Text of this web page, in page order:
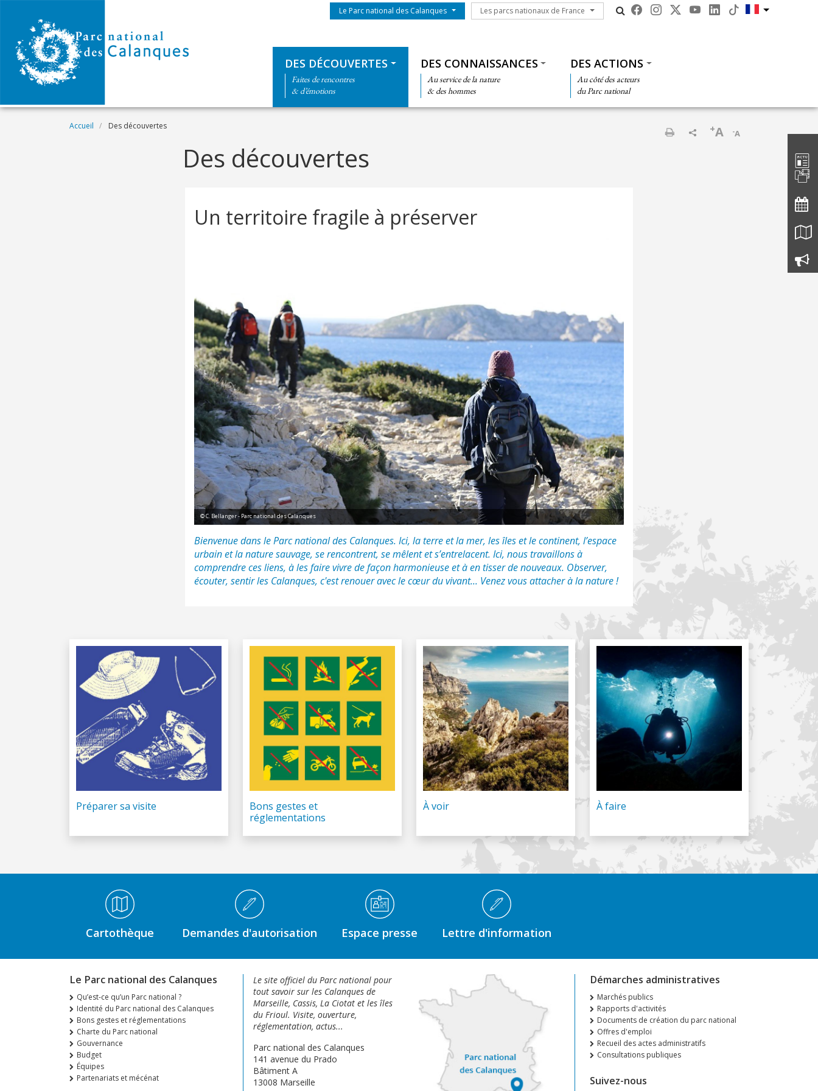
Menu du parc
Le Parc national des Calanques Les parcs nationaux de France
Les parcs nationaux de France
DES DÉCOUVERTES
Faites de rencontres
& d’émotions
DES CONNAISSANCES
Au service de la nature
& des hommes
DES ACTIONS
Au côté des acteurs
du Parc national
Fil d'Ariane
Accueil Des découvertes
-A
+A
Des découvertes
Un territoire fragile à préserver
© C. Bellanger - Parc national des Calanques
Bienvenue dans le Parc national des Calanques. Ici, la terre et la mer, les îles et le continent, l’espace
urbain et la nature sauvage, se rencontrent, se mêlent et s’entrelacent. Ici, nous travaillons à
comprendre ces liens, à les faire vivre de façon harmonieuse et à en tisser de nouveaux. Observer,
écouter, sentir les Calanques, c'est renouer avec le cœur du vivant... Venez vous attacher à la nature !
Préparer sa visite
Bons gestes et
réglementations
À voir À faire
Médiathèque Footer
Cartothèque Demandes d'autorisation Espace presse Lettre d'information
Le Parc national des Calanques
Qu’est-ce qu’un Parc national ?
Identité du Parc national des Calanques
Bons gestes et réglementations
Charte du Parc national
Gouvernance
Budget
Équipes
Partenariats et mécénat
Le site officiel du Parc national pour
tout savoir sur les Calanques de
Marseille, Cassis, La Ciotat et les îles
du Frioul. Visite, ouverture,
réglementation, actus...
Parc national des Calanques
141 avenue du Prado
Bâtiment A
13008 Marseille
Démarches administratives
Marchés publics
Rapports d'activités
Documents de création du parc national
Offres d'emploi
Recueil des actes administratifs
Consultations publiques
Suivez-nous